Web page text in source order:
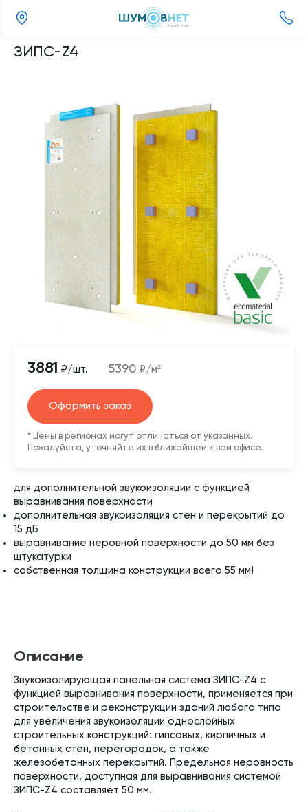
ЗИПС-Z4
3881 ₽/шт. 5390 ₽/м²
Оформить заказ
* Цены в регионах могут отличаться от указанных.
Пожалуйста, уточняйте их в ближайшем к вам офисе.
для дополнительной звукоизоляции с функцией
выравнивания поверхности
дополнительная звукоизоляция стен и перекрытий до
15 дБ
выравнивание неровной поверхности до 50 мм без
штукатурки
собственная толщина конструкции всего 55 мм!
Описание
Звукоизолирующая панельная система ЗИПС-Z4 c
функцией выравнивания поверхности, применяется при
строительстве и реконструкции зданий любого типа
для увеличения звукоизоляции однослойных
строительных конструкций: гипсовых, кирпичных и
бетонных стен, перегородок, а также
железобетонных перекрытий. Предельная неровность
поверхности, доступная для выравнивания системой
ЗИПС-Z4 составляет 50 мм.